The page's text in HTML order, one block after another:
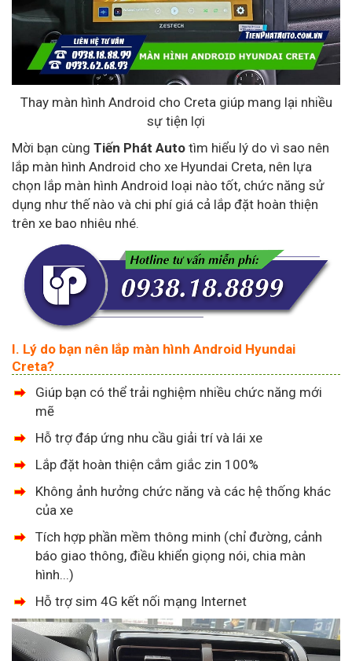
Thay màn hình Android cho Creta giúp mang lại nhiều
sự tiện lợi
Mời bạn cùng Tiến Phát Auto tìm hiểu lý do vì sao nên
lắp màn hình Android cho xe Hyundai Creta, nên lựa
chọn lắp màn hình Android loại nào tốt, chức năng sử
dụng như thế nào và chi phí giá cả lắp đặt hoàn thiện
trên xe bao nhiêu nhé.
I. Lý do bạn nên lắp màn hình Android Hyundai
Creta?
Giúp bạn có thể trải nghiệm nhiều chức năng mới
mẽ
Hỗ trợ đáp ứng nhu cầu giải trí và lái xe
Lắp đặt hoàn thiện cắm giắc zin 100%
Không ảnh hưởng chức năng và các hệ thống khác
của xe
Tích hợp phần mềm thông minh (chỉ đường, cảnh
báo giao thông, điều khiển giọng nói, chia màn
hình...)
Hỗ trợ sim 4G kết nối mạng Internet